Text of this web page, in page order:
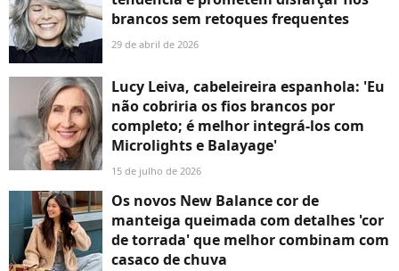
brancos sem retoques frequentes
29 de abril de 2026
Lucy Leiva, cabeleireira espanhola: 'Eu
não cobriria os fios brancos por
completo; é melhor integrá-los com
Microlights e Balayage'
15 de julho de 2026
Os novos New Balance cor de
manteiga queimada com detalhes 'cor
de torrada' que melhor combinam com
casaco de chuva